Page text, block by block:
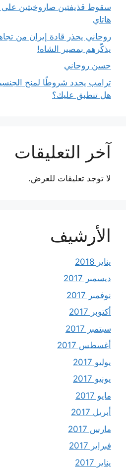
سقوط قذيفتين صاروخيتين على
هاتاي
روحاني يحذر قادة إيران من
يذكّرهم بمصير الشاه!
حسن روحاني
ترامب يحدد شروطًا لمنح
هل تنطبق عليك؟
آخر التعليقات
لا توجد تعليقات للعرض.
الأرشيف
يناير 2018
ديسمبر 2017
نوفمبر 2017
أكتوبر 2017
سبتمبر 2017
أغسطس 2017
يوليو 2017
يونيو 2017
مايو 2017
أبريل 2017
مارس 2017
فبراير 2017
يناير 2017